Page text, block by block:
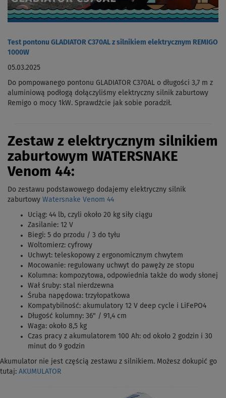
Test pontonu GLADIATOR C370AL z silnikiem elektrycznym REMIGO
1000W
05.03.2025
Do pompowanego pontonu GLADIATOR C370AL o długości 3,7 m z
aluminiową podłogą dołączyliśmy elektryczny silnik zaburtowy
Remigo o mocy 1kW. Sprawdźcie jak sobie poradził.
Zestaw z elektrycznym silnikiem
zaburtowym WATERSNAKE
Venom 44:
Do zestawu podstawowego dodajemy elektryczny silnik
zaburtowy Watersnake Venom 44
Uciąg: 44 lb, czyli około 20 kg siły ciągu
Zasilanie: 12 V
Biegi: 5 do przodu / 3 do tyłu
Woltomierz: cyfrowy
Uchwyt: teleskopowy z ergonomicznym chwytem
Mocowanie: regulowany uchwyt do pawęży ze stopu
Kolumna: kompozytowa, odpowiednia także do wody słonej
Wał śruby: stal nierdzewna
Śruba napędowa: trzyłopatkowa
Kompatybilność: akumulatory 12 V deep cycle i LiFePO4
Długość kolumny: 36" / 91,4 cm
Waga: około 8,5 kg
Czas pracy z akumulatorem 100 Ah: od około 2 godzin i 30
minut do 9 godzin
Akumulator nie jest częścią zestawu z silnikiem. Możesz dokupić go
tutaj: AKUMULATOR